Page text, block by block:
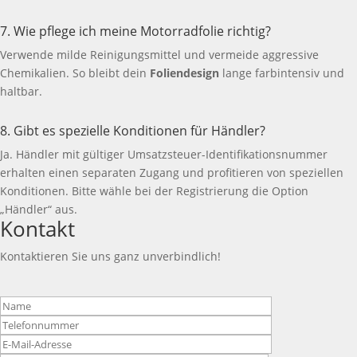
7. Wie pflege ich meine Motorradfolie richtig?
Verwende milde Reinigungsmittel und vermeide aggressive
Chemikalien. So bleibt dein Foliendesign lange farbintensiv und
haltbar.
8. Gibt es spezielle Konditionen für Händler?
Ja. Händler mit gültiger Umsatzsteuer-Identifikationsnummer
erhalten einen separaten Zugang und profitieren von speziellen
Konditionen. Bitte wähle bei der Registrierung die Option
„Händler“ aus.
Kontakt
Kontaktieren Sie uns ganz unverbindlich!
Bitte
lasse
dieses
Feld